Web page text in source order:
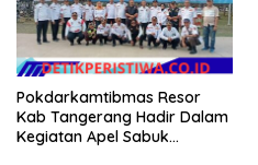
Pokdarkamtibmas Resor
Kab Tangerang Hadir Dalam
Kegiatan Apel Sabuk